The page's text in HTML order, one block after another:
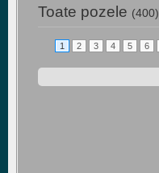
Toate pozele (400)
1 2 3 4 5 6